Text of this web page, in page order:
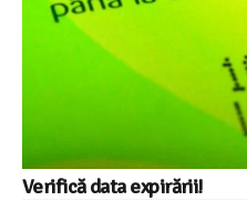
Verifică data expirării!